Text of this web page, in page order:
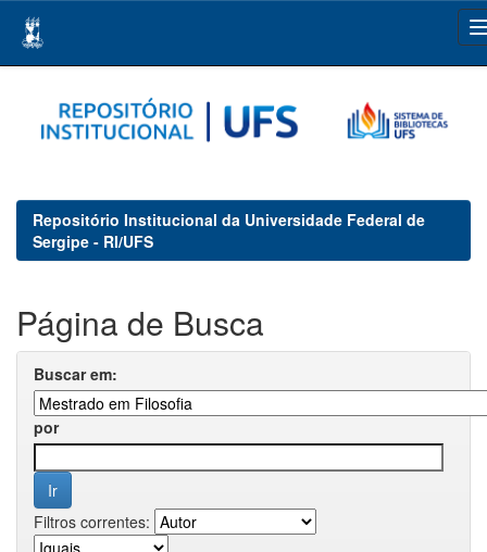
navigation
Repositório Institucional da Universidade Federal de
Sergipe - RI/UFS
Página de Busca
Buscar em:
por
Filtros correntes: